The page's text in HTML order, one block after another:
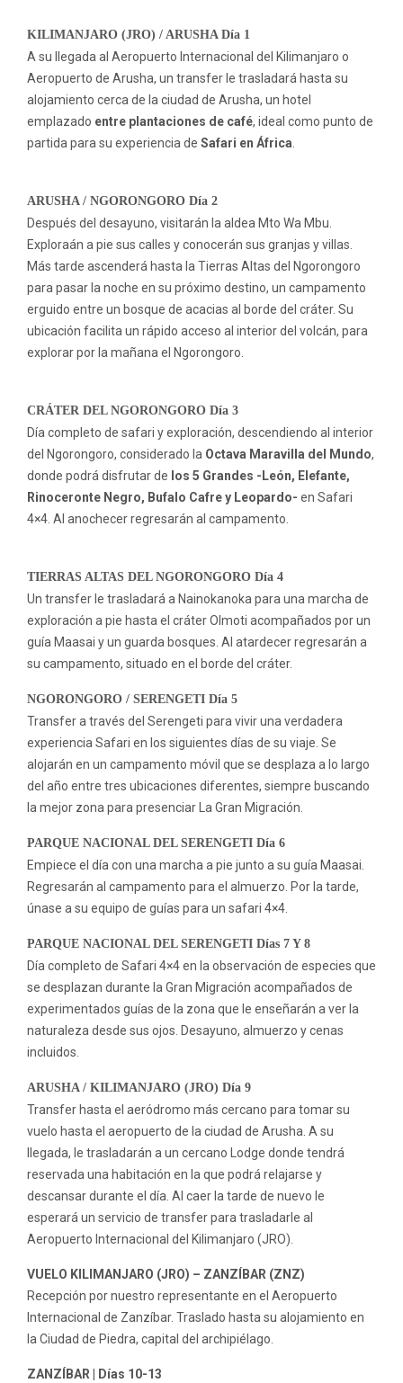
KILIMANJARO (JRO) / ARUSHA Día 1
A su llegada al Aeropuerto Internacional del Kilimanjaro o
Aeropuerto de Arusha, un transfer le trasladará hasta su
alojamiento cerca de la ciudad de Arusha, un hotel
emplazado entre plantaciones de café, ideal como punto de
partida para su experiencia de Safari en África.
ARUSHA / NGORONGORO Día 2
Después del desayuno, visitarán la aldea Mto Wa Mbu.
Exploraán a pie sus calles y conocerán sus granjas y villas.
Más tarde ascenderá hasta la Tierras Altas del Ngorongoro
para pasar la noche en su próximo destino, un campamento
erguido entre un bosque de acacias al borde del cráter. Su
ubicación facilita un rápido acceso al interior del volcán, para
explorar por la mañana el Ngorongoro.
CRÁTER DEL NGORONGORO Día 3
Día completo de safari y exploración, descendiendo al interior
del Ngorongoro, considerado la Octava Maravilla del Mundo,
donde podrá disfrutar de los 5 Grandes -León, Elefante,
Rinoceronte Negro, Bufalo Cafre y Leopardo- en Safari
4×4. Al anochecer regresarán al campamento.
TIERRAS ALTAS DEL NGORONGORO Día 4
Un transfer le trasladará a Nainokanoka para una marcha de
exploración a pie hasta el cráter Olmoti acompañados por un
guía Maasai y un guarda bosques. Al atardecer regresarán a
su campamento, situado en el borde del cráter.
NGORONGORO / SERENGETI Día 5
Transfer a través del Serengeti para vivir una verdadera
experiencia Safari en los siguientes días de su viaje. Se
alojarán en un campamento móvil que se desplaza a lo largo
del año entre tres ubicaciones diferentes, siempre buscando
la mejor zona para presenciar La Gran Migración.
PARQUE NACIONAL DEL SERENGETI Día 6
Empiece el día con una marcha a pie junto a su guía Maasai.
Regresarán al campamento para el almuerzo. Por la tarde,
únase a su equipo de guías para un safari 4×4.
PARQUE NACIONAL DEL SERENGETI Días 7 Y 8
Día completo de Safari 4×4 en la observación de especies que
se desplazan durante la Gran Migración acompañados de
experimentados guías de la zona que le enseñarán a ver la
naturaleza desde sus ojos. Desayuno, almuerzo y cenas
incluidos.
ARUSHA / KILIMANJARO (JRO) Día 9
Transfer hasta el aeródromo más cercano para tomar su
vuelo hasta el aeropuerto de la ciudad de Arusha. A su
llegada, le trasladarán a un cercano Lodge donde tendrá
reservada una habitación en la que podrá relajarse y
descansar durante el día. Al caer la tarde de nuevo le
esperará un servicio de transfer para trasladarle al
Aeropuerto Internacional del Kilimanjaro (JRO).
VUELO KILIMANJARO (JRO) – ZANZÍBAR (ZNZ)
Recepción por nuestro representante en el Aeropuerto
Internacional de Zanzíbar. Traslado hasta su alojamiento en
la Ciudad de Piedra, capital del archipiélago.
ZANZÍBAR | Días 10-13